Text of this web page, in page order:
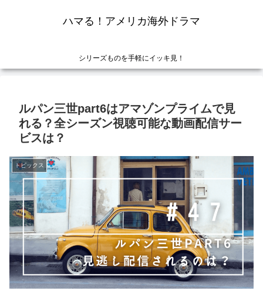
ハマる！アメリカ海外ドラマ
シリーズものを手軽にイッキ見！
ルパン三世part6はアマゾンプライムで見
れる？全シーズン視聴可能な動画配信サー
ビスは？
トピックス